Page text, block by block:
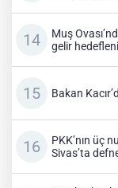
Muş
gelir
Bakan
PKK’nın üç
Sivas’ta